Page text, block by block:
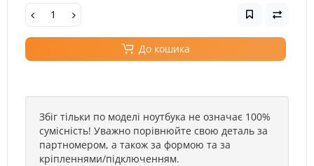
До кошика
Збіг тільки по моделі ноутбука не означає 100%
сумісність! Уважно порівнюйте свою деталь за
партномером, а також за формою та за
кріпленнями/підключенням.